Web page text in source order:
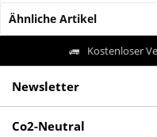
Ähnliche Artikel
Kostenloser
Newsletter
Co2-Neutral